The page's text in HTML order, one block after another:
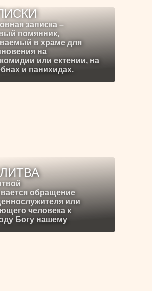
записка –
помянник,
в храме для
на
или ектении, на
и панихидах.
обращение
или
человека к
Богу нашему